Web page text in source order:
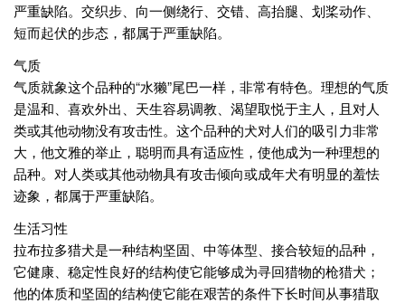
严重缺陷。交织步、向一侧绕行、交错、高抬腿、划桨动作、
短而起伏的步态，都属于严重缺陷。
气质
气质就象这个品种的“水獭”尾巴一样，非常有特色。理想的气质
是温和、喜欢外出、天生容易调教、渴望取悦于主人，且对人
类或其他动物没有攻击性。这个品种的犬对人们的吸引力非常
大，他文雅的举止，聪明而具有适应性，使他成为一种理想的
品种。对人类或其他动物具有攻击倾向或成年犬有明显的羞怯
迹象，都属于严重缺陷。
生活习性
拉布拉多猎犬是一种结构坚固、中等体型、接合较短的品种，
它健康、稳定性良好的结构使它能够成为寻回猎物的枪猎犬；
他的体质和坚固的结构使它能在艰苦的条件下长时间从事猎取